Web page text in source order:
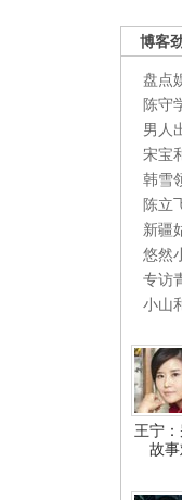
博客
盘点
陈守
男人
宋宝
韩雪
陈立
新疆
悠然
专访
小山
王宁
故